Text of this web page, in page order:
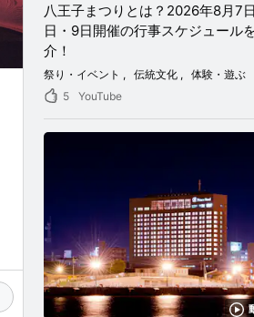
八王子まつりとは？2026年8月7
日・9日開催の行事スケジュール
介！
祭り・イベント 伝統文化
体験・遊ぶ
5
YouTube